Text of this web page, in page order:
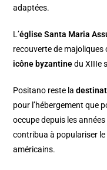
adaptées.
L’église Santa Maria
recouverte de majoliques
icône byzantinedu XIIIe
Positano reste la
pour l’hébergement que
occupe depuis les
contribua à populariser
américains.